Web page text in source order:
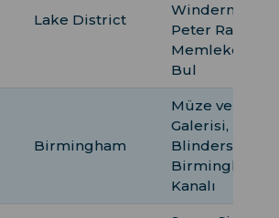
Lake District
Windermere,
Peter Rabbit'in
Memleketini
Bul
Birmingham
Müze ve Sanat
Galerisi, Peaky
Blinders Row,
Birmingham
Kanalı